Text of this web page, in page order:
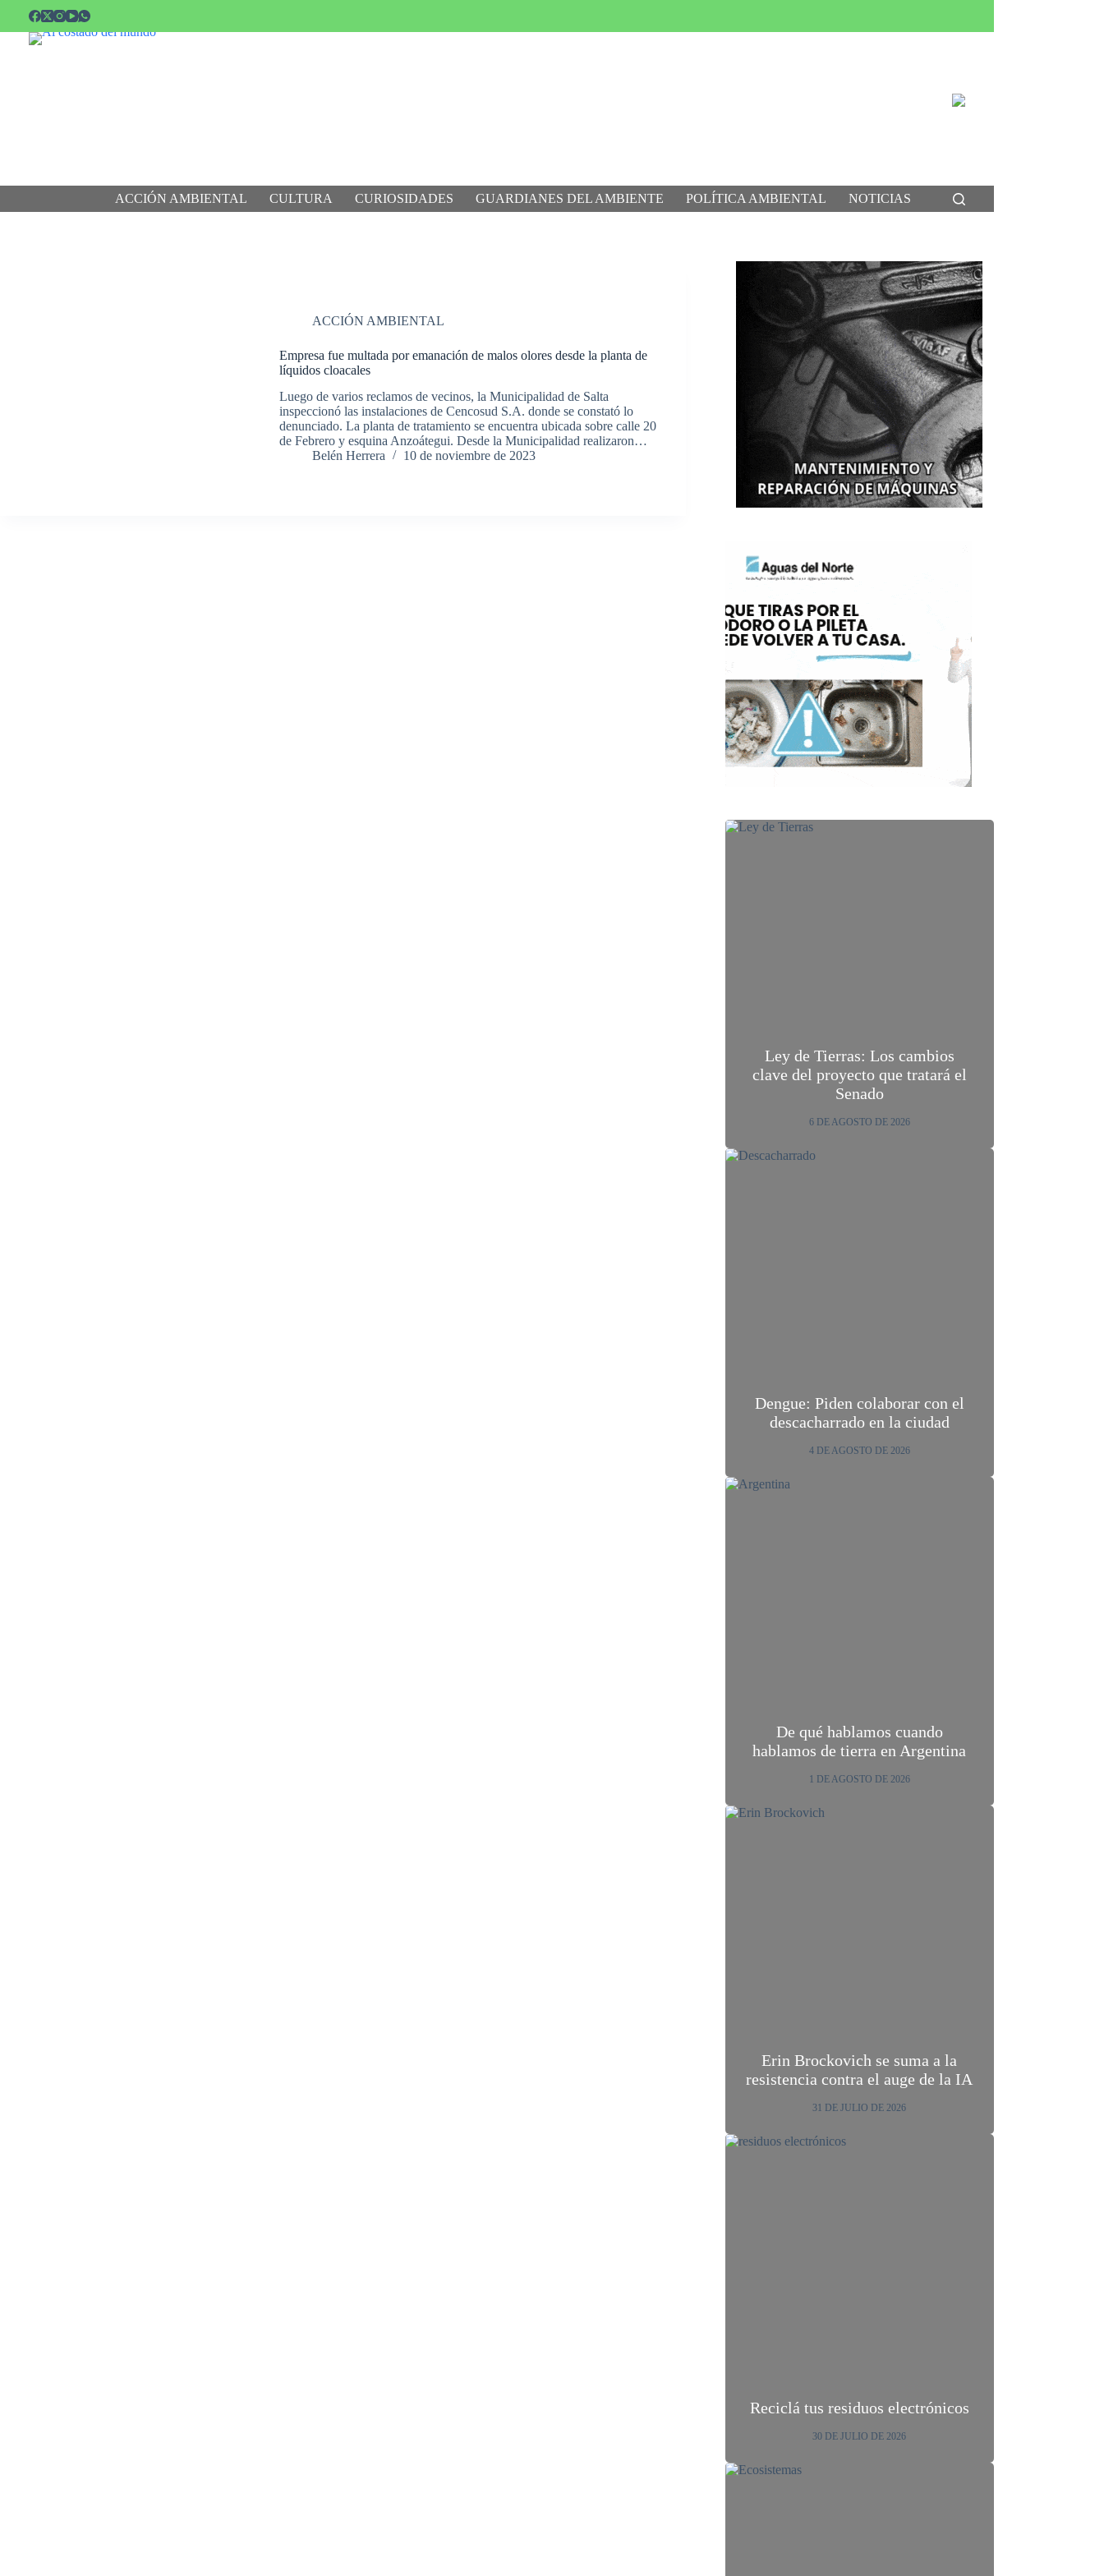
contenido
ACCIÓN AMBIENTAL CULTURA CURIOSIDADES GUARDIANES DEL AMBIENTE POLÍTICA AMBIENTAL NOTICIAS
ACCIÓN AMBIENTAL
Empresa fue multada por emanación de malos olores desde la planta de
líquidos cloacales
Luego de varios reclamos de vecinos, la Municipalidad de Salta
inspeccionó las instalaciones de Cencosud S.A. donde se constató lo
denunciado. La planta de tratamiento se encuentra ubicada sobre calle 20
de Febrero y esquina Anzoátegui. Desde la Municipalidad realizaron…
Belén Herrera
10 de noviembre de 2023
Ley de Tierras: Los cambios
clave del proyecto que tratará el
Senado
6 DE AGOSTO DE 2026
Dengue: Piden colaborar con el
descacharrado en la ciudad
4 DE AGOSTO DE 2026
De qué hablamos cuando
hablamos de tierra en Argentina
1 DE AGOSTO DE 2026
Erin Brockovich se suma a la
resistencia contra el auge de la IA
31 DE JULIO DE 2026
Reciclá tus residuos electrónicos
30 DE JULIO DE 2026